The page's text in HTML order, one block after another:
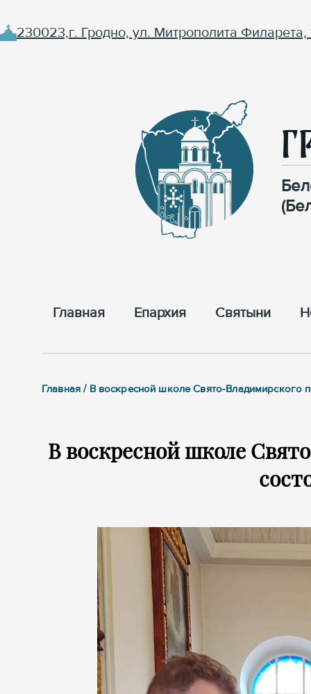
230023,г. Гродно, ул. Митрополита Филарета,
Главная Епархия Cвятыни
Главная / В воскресной школе Свято-Владимирского
В воскресной школе